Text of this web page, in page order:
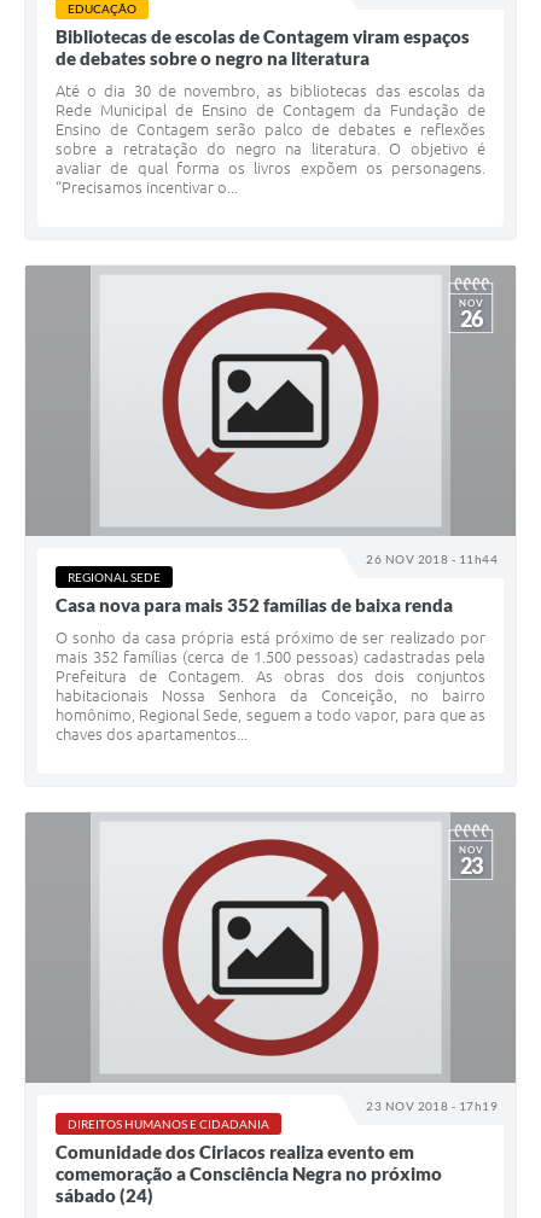
EDUCAÇÃO
Bibliotecas de escolas de Contagem viram espaços
de debates sobre o negro na literatura
Até o dia 30 de novembro, as bibliotecas das escolas da
Rede Municipal de Ensino de Contagem da Fundação de
Ensino de Contagem serão palco de debates e reflexões
sobre a retratação do negro na literatura. O objetivo é
avaliar de qual forma os livros expõem os personagens.
“Precisamos incentivar o...
26 NOV 2018 - 11h44
NOV
26
REGIONAL SEDE
Casa nova para mais 352 famílias de baixa renda
O sonho da casa própria está próximo de ser realizado por
mais 352 famílias (cerca de 1.500 pessoas) cadastradas pela
Prefeitura de Contagem. As obras dos dois conjuntos
habitacionais Nossa Senhora da Conceição, no bairro
homônimo, Regional Sede, seguem a todo vapor, para que as
chaves dos apartamentos...
23 NOV 2018 - 17h19
NOV
23
DIREITOS HUMANOS E CIDADANIA
Comunidade dos Ciriacos realiza evento em
comemoração a Consciência Negra no próximo
sábado (24)